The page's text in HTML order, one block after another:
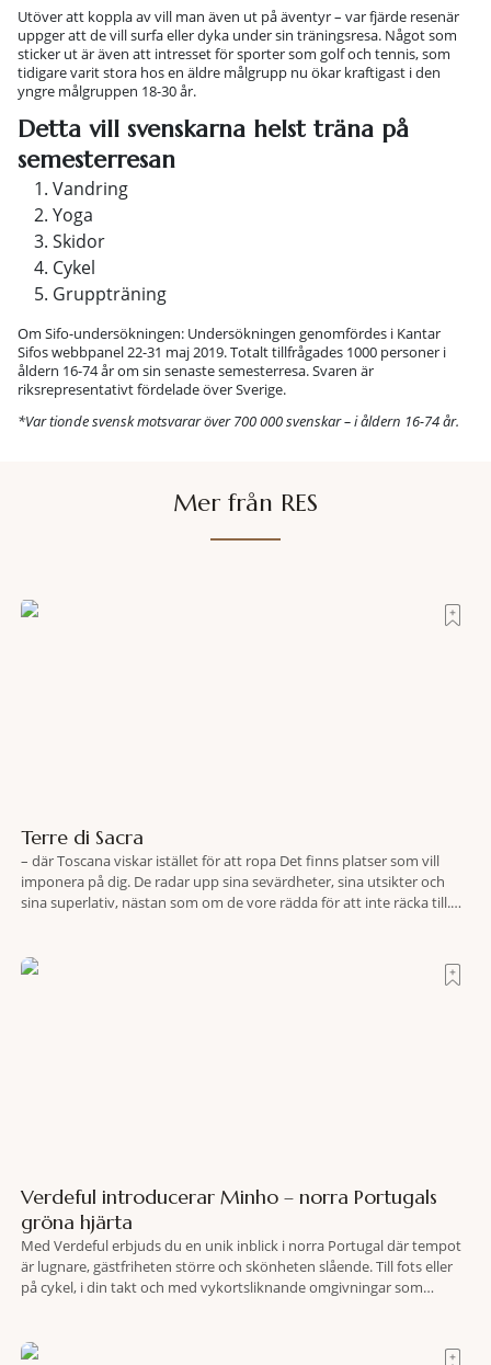
Utöver att koppla av vill man även ut på äventyr – var fjärde resenär
uppger att de vill surfa eller dyka under sin träningsresa. Något som
sticker ut är även att intresset för sporter som golf och tennis, som
tidigare varit stora hos en äldre målgrupp nu ökar kraftigast i den
yngre målgruppen 18-30 år.
Detta vill svenskarna helst träna på
semesterresan
Vandring
Yoga
Skidor
Cykel
Gruppträning
Om Sifo-undersökningen: Undersökningen genomfördes i Kantar
Sifos webbpanel 22-31 maj 2019. Totalt tillfrågades 1000 personer i
åldern 16-74 år om sin senaste semesterresa. Svaren är
riksrepresentativt fördelade över Sverige.
*Var tionde svensk motsvarar över 700 000 svenskar – i åldern 16-74 år.
Mer från RES
Terre di Sacra
– där Toscana viskar istället för att ropa Det finns platser som vill
imponera på dig. De radar upp sina sevärdheter, sina utsikter och
sina superlativ, nästan som om de vore rädda för att inte räcka till.
Verdeful introducerar Minho – norra Portugals
gröna hjärta
Med Verdeful erbjuds du en unik inblick i norra Portugal där tempot
är lugnare, gästfriheten större och skönheten slående. Till fots eller
på cykel, i din takt och med vykortsliknande omgivningar som
travel när det